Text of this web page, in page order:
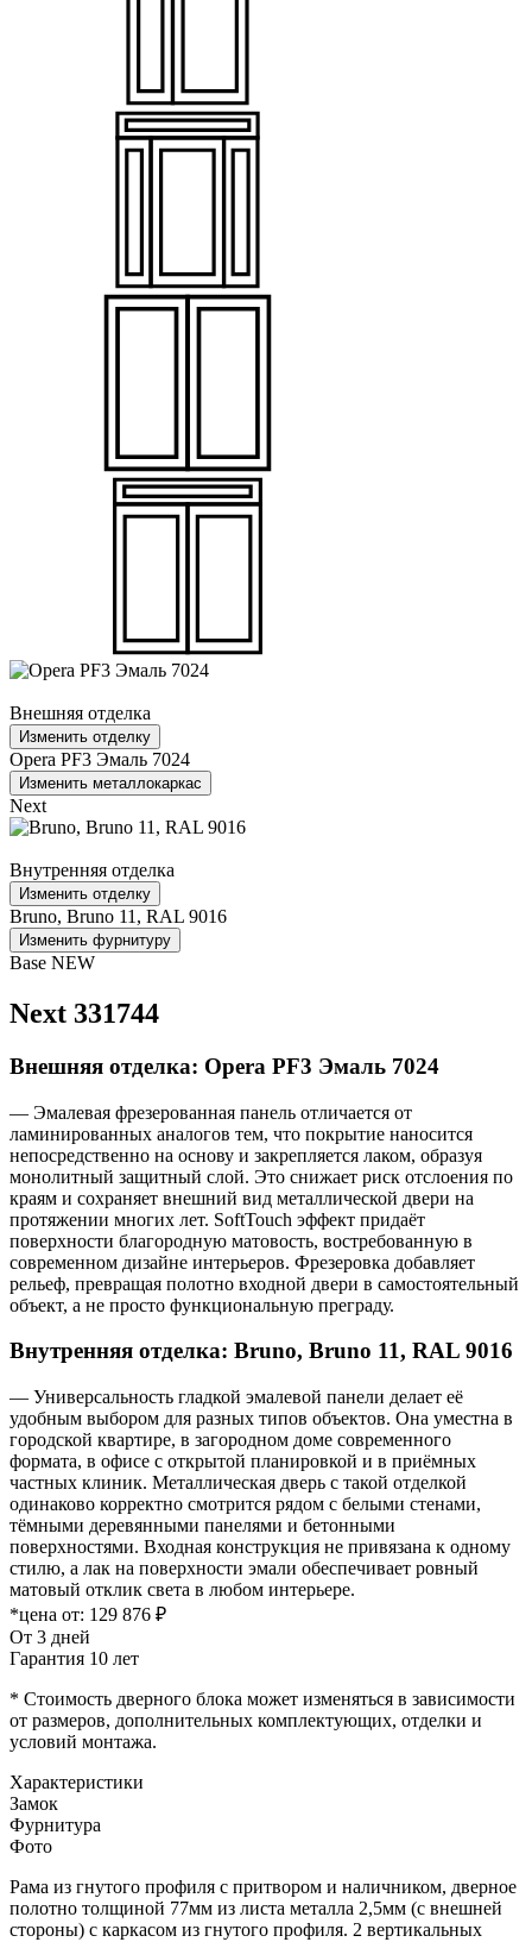
Внешняя отделка
Изменить отделку
Opera PF3 Эмаль 7024
Изменить металлокаркас
Next
Внутренняя отделка
Изменить отделку
Bruno, Bruno 11, RAL 9016
Изменить фурнитуру
Base NEW
Next 331744
Внешняя отделка: Opera PF3 Эмаль 7024
— Эмалевая фрезерованная панель отличается от
ламинированных аналогов тем, что покрытие наносится
непосредственно на основу и закрепляется лаком, образуя
монолитный защитный слой. Это снижает риск отслоения по
краям и сохраняет внешний вид металлической двери на
протяжении многих лет. SoftTouch эффект придаёт
поверхности благородную матовость, востребованную в
современном дизайне интерьеров. Фрезеровка добавляет
рельеф, превращая полотно входной двери в самостоятельный
объект, а не просто функциональную преграду.
Внутренняя отделка: Bruno, Bruno 11, RAL 9016
— Универсальность гладкой эмалевой панели делает её
удобным выбором для разных типов объектов. Она уместна в
городской квартире, в загородном доме современного
формата, в офисе с открытой планировкой и в приёмных
частных клиник. Металлическая дверь с такой отделкой
одинаково корректно смотрится рядом с белыми стенами,
тёмными деревянными панелями и бетонными
поверхностями. Входная конструкция не привязана к одному
стилю, а лак на поверхности эмали обеспечивает ровный
матовый отклик света в любом интерьере.
*цена от: 129 876 ₽
От 3 дней
Гарантия 10 лет
* Стоимость дверного блока может изменяться в зависимости
от размеров, дополнительных комплектующих, отделки и
условий монтажа.
Характеристики
Замок
Фурнитура
Фото
Рама из гнутого профиля с притвором и наличником, дверное
полотно толщиной 77мм из листа металла 2,5мм (с внешней
стороны) c каркасом из гнутого профиля. 2 вертикальных